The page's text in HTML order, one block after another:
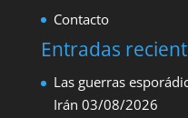
Contacto
Entradas
Las guerras
Irán 03/08/2026